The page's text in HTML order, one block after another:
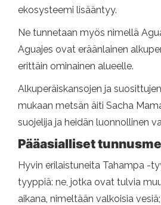
ekosysteemi lisääntyy.
Ne tunnetaan myös nimellä
Aguajes ovat eräänlainen
erittäin ominainen alueelle.
Alkuperäiskansojen ja
mukaan metsän äiti Sacha
suojelija ja heidän luonnollinen
Pääasialliset
Hyvin erilaistuneita Tahampa -
tyyppiä: ne, jotka ovat tulvia
aikana, nimeltään valkoisia